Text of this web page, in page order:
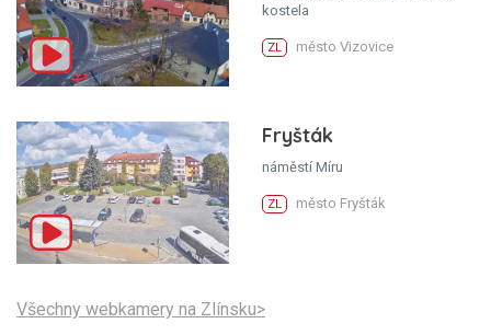
kostela
ZL město Vizovice
Fryšták
náměstí Míru
ZL město Fryšták
Všechny webkamery na Zlínsku>